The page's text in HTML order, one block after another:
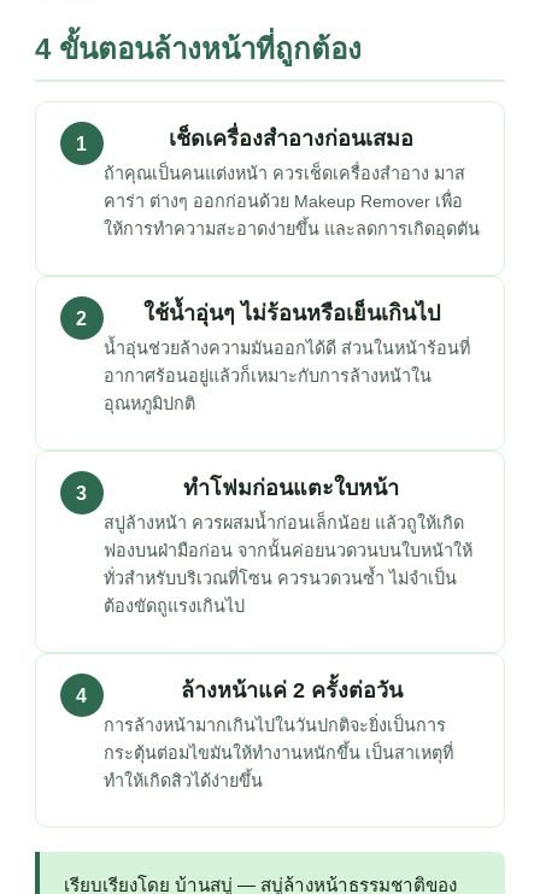
4 ขั้นตอนล้างหน้าที่ถูกต้อง
1 เช็ดเครื่องสำอางก่อนเสมอ
ถ้าคุณเป็นคนแต่งหน้า ควรเช็ดเครื่องสำอาง มาส
คาร่า ต่างๆ ออกก่อนด้วย Makeup Remover เพื่อ
ให้การทำความสะอาดง่ายขึ้น และลดการเกิดอุดตัน
2 ใช้น้ำอุ่นๆ ไม่ร้อนหรือเย็นเกินไป
น้ำอุ่นช่วยล้างความมันออกได้ดี ส่วนในหน้าร้อนที่
อากาศร้อนอยู่แล้วก็เหมาะกับการล้างหน้าใน
อุณหภูมิปกติ
3 ทำโฟมก่อนแตะใบหน้า
สบู่ล้างหน้า ควรผสมน้ำก่อนเล็กน้อย แล้วถูให้เกิด
ฟองบนฝ่ามือก่อน จากนั้นค่อยนวดวนบนใบหน้าให้
ทั่วสำหรับบริเวณที่โซน ควรนวดวนซ้ำ ไม่จำเป็น
ต้องขัดถูแรงเกินไป
4 ล้างหน้าแค่ 2 ครั้งต่อวัน
การล้างหน้ามากเกินไปในวันปกติจะยิ่งเป็นการ
กระตุ้นต่อมไขมันให้ทำงานหนักขึ้น เป็นสาเหตุที่
ทำให้เกิดสิวได้ง่ายขึ้น
เรียบเรียงโดย บ้านสบู่ — สบู่ล้างหน้าธรรมชาติของ